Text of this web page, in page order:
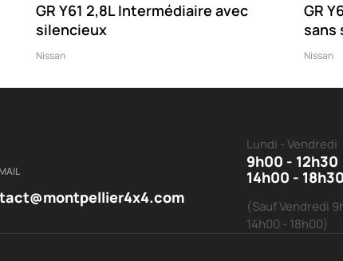
GR Y61 2,8L Intermédiaire avec
silencieux
Nissan
GR
sans
Nissan
Lundi - Vendredi
9h00 - 12h30
14h00 - 18h30
(Sauf Vendredi
14h00 - 18h00)